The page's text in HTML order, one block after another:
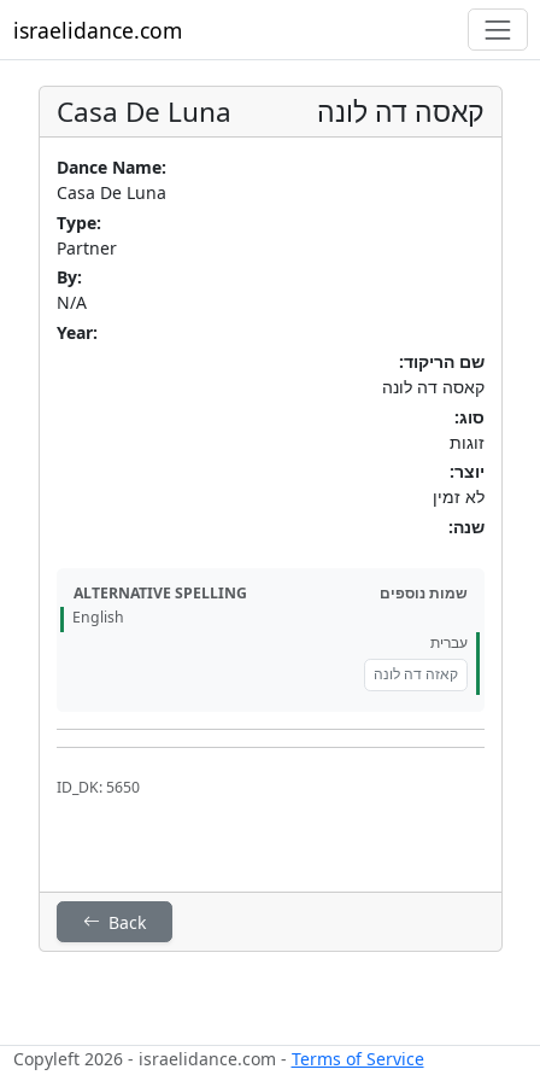
israelidance.com
Casa De Luna קאסה דה לונה
Dance Name:
Casa De Luna
Type:
Partner
By:
N/A
Year:
שם הריקוד:
קאסה דה לונה
סוג:
זוגות
יוצר:
לא זמין
שנה:
ALTERNATIVE SPELLING
שמות נוספים
English
עברית
קאזה דה לונה
ID_DK: 5650
Back
Copyleft 2026 - israelidance.com - Terms of Service